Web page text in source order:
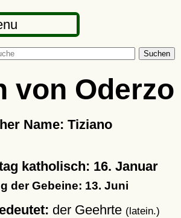
Suchen
von Oderzo
Name: Tiziano
katholisch: 16. Januar
der Gebeine: 13. Juni
der Geehrte (latein.)